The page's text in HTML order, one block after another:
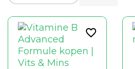
favorite_border